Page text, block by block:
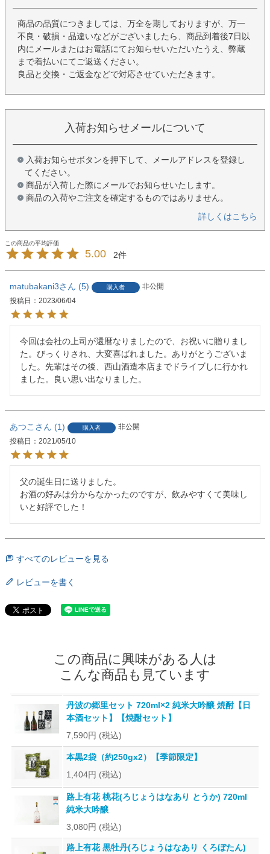
商品の品質につきましては、万全を期しておりますが、万一
不良・破損・品違いなどがございましたら、商品到着後7日以
内にメールまたはお電話にてお知らせいただいたうえ、弊蔵
まで着払いにてご返送ください。
良品と交換・ご返金などで対応させていただきます。
入荷お知らせメールについて
入荷お知らせボタンを押下して、メールアドレスを登録し
てください。
商品が入荷した際にメールでお知らせいたします。
商品の入荷やご注文を確定するものではありません。
詳しくはこちら
5.00 2
matubakani3 5 購入者
非公開
投稿日
2023/06/04
今回は会社の上司が還暦なりましたので、お祝いに贈りまし
た。びっくりされ、大変喜ばれました。ありがとうございま
した。先輩はその後、西山酒造本店までドライブしに行かれ
ました。良い思い出なりました。
あつこ 1 購入者
非公開
投稿日
2021/05/10
父の誕生日に送りました。
お酒の好みは分からなかったのですが、飲みやすくて美味し
いと好評でした！
すべてのレビューを見る
レビューを書く
この商品に興味がある人は
こんな商品も見ています
丹波の郷里セット 720ml×2 純米大吟醸 焼酎【日
本酒セット】【焼酎セット】
7,590円 (税込)
本黒2袋（約250gx2）【季節限定】
1,404円 (税込)
路上有花 桃花(ろじょうはなあり とうか) 720ml
純米大吟醸
3,080円 (税込)
路上有花 黒牡丹(ろじょうはなあり くろぼたん)